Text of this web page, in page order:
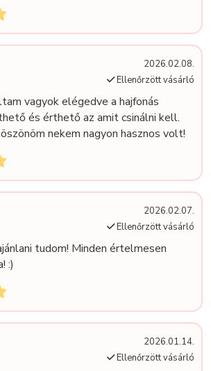
2026.02.08.
Ellenőrzött vásárló
vagyok elégedve a hajfonás
és érthető az amit csinálni kell.
nekem nagyon hasznos volt!
2026.02.07.
Ellenőrzött vásárló
tudom! Minden értelmesen
:)
2026.01.14.
Ellenőrzött vásárló